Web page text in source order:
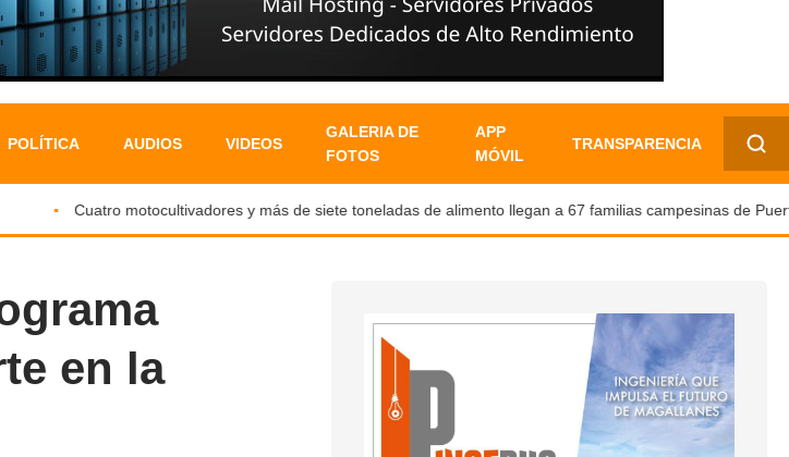
POLÍTICA AUDIOS VIDEOS
GALERIA DE
FOTOS
APP
MÓVIL
TRANSPARENCIA
✕
Cuatro motocultivadores y más de siete toneladas de alimento llegan a 67 familias campesinas de Puerto
en la